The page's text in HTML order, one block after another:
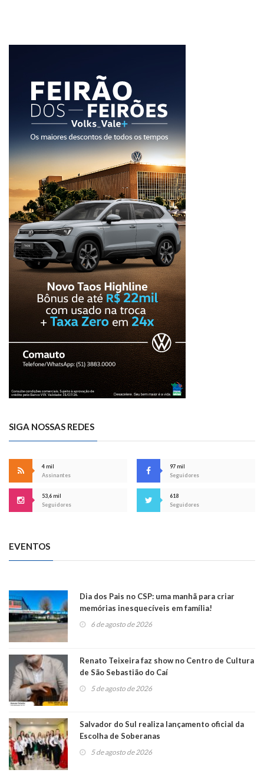
SIGA NOSSAS REDES
4 mil
Assinantes
97 mil
Seguidores
53,6 mil
Seguidores
618
Seguidores
EVENTOS
Dia dos Pais no CSP: uma manhã para criar
memórias inesquecíveis em família!
6 de agosto de 2026
Renato Teixeira faz show no Centro de Cultura
de São Sebastião do Caí
5 de agosto de 2026
Salvador do Sul realiza lançamento oficial da
Escolha de Soberanas
5 de agosto de 2026